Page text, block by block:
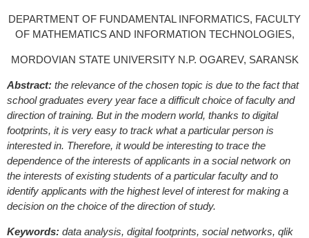
DEPARTMENT OF FUNDAMENTAL INFORMATICS, FACULTY
OF MATHEMATICS AND INFORMATION TECHNOLOGIES,
MORDOVIAN STATE UNIVERSITY N.P. OGAREV, SARANSK
Abstract: the relevance of the chosen topic is due to the fact that
school graduates every year face a difficult choice of faculty and
direction of training. But in the modern world, thanks to digital
footprints, it is very easy to track what a particular person is
interested in. Therefore, it would be interesting to trace the
dependence of the interests of applicants in a social network on
the interests of existing students of a particular faculty and to
identify applicants with the highest level of interest for making a
decision on the choice of the direction of study.
Keywords: data analysis, digital footprints, social networks, qlik